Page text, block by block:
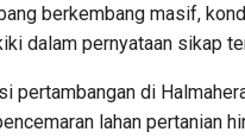
berkembang masif,
dalam pernyataan sikap
pertambangan di
lahan pertanian